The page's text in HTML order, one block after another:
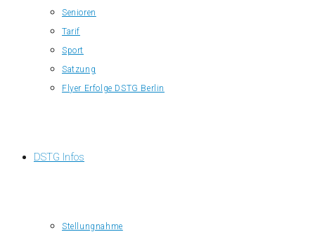
Senioren
Tarif
Sport
Satzung
Flyer Erfolge DSTG Berlin
DSTG Infos
Stellungnahme